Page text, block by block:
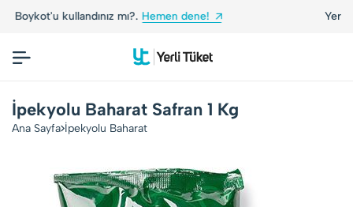
mı?.Hemen dene! Yerli Tüketiciler, Yerli
İpekyolu Baharat Safran 1 Kg
Ana Sayfa İpekyolu Baharat